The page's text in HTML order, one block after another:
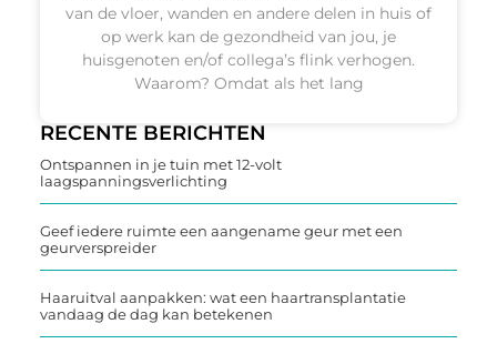
RECENTE BERICHTEN
Ontspannen in je tuin met 12-volt
laagspanningsverlichting
Geef iedere ruimte een aangename geur met een
geurverspreider
Haaruitval aanpakken: wat een haartransplantatie
vandaag de dag kan betekenen
van de vloer, wanden en andere delen in huis of
op werk kan de gezondheid van jou, je
huisgenoten en/of collega’s flink verhogen.
Waarom? Omdat als het lang